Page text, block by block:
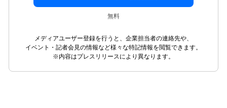
無料
メディアユーザー登録を行うと、企業担当者の連絡先や、
イベント・記者会見の情報など様々な特記情報を閲覧できます。
※内容はプレスリリースにより異なります。